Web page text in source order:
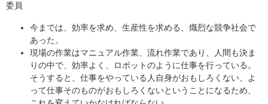
委員
今までは、効率を求め、生産性を求める、熾烈な競争社会で
あった。
現場の作業はマニュアル作業、流れ作業であり、人間も決ま
りの中で、効率よく、ロボットのように仕事を行っている。
そうすると、仕事をやっている人自身がおもしろくない、よ
って仕事そのものがおもしろくないということになるため、